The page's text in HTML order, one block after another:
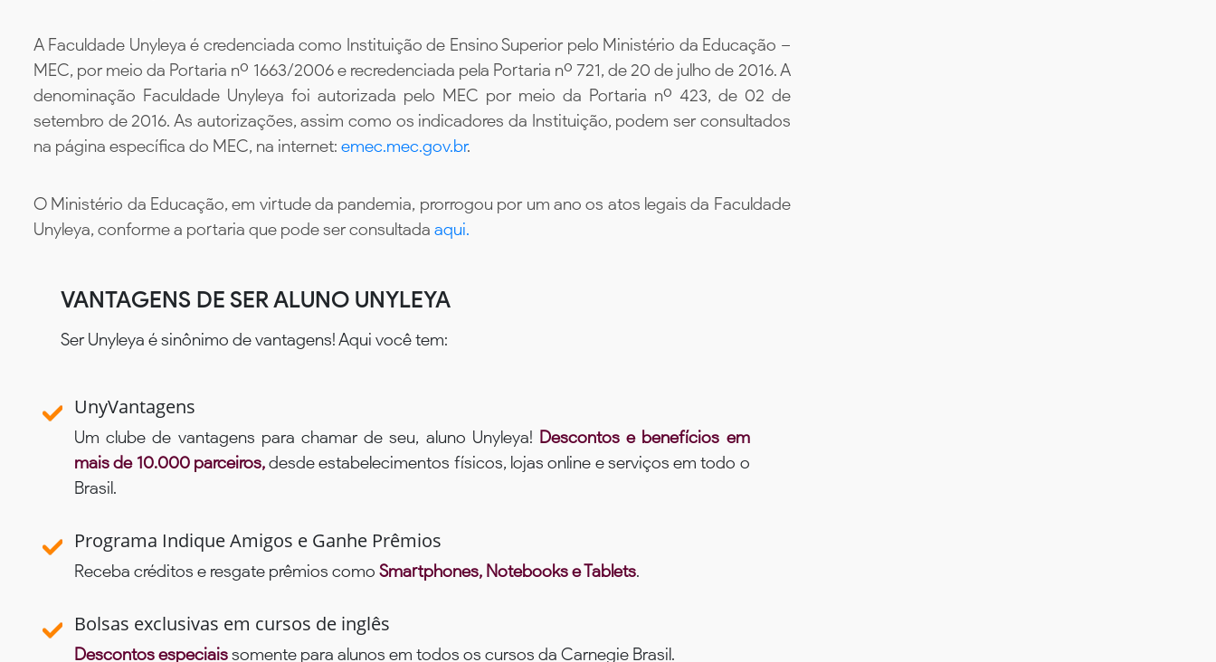
A Faculdade Unyleya é credenciada como Instituição de Ensino Superior pelo Ministério da Educação –
MEC, por meio da Portaria nº 1663/2006 e recredenciada pela Portaria nº 721, de 20 de julho de 2016. A
denominação Faculdade Unyleya foi autorizada pelo MEC por meio da Portaria nº 423, de 02 de
setembro de 2016. As autorizações, assim como os indicadores da Instituição, podem ser consultados
na página específica do MEC, na internet: emec.mec.gov.br.
O Ministério da Educação, em virtude da pandemia, prorrogou por um ano os atos legais da Faculdade
Unyleya, conforme a portaria que pode ser consultada aqui.
VANTAGENS DE SER ALUNO UNYLEYA
Ser Unyleya é sinônimo de vantagens! Aqui você tem:
UnyVantagens
Um clube de vantagens para chamar de seu, aluno Unyleya! Descontos e benefícios em
mais de 10.000 parceiros,desde estabelecimentos físicos, lojas online e serviços em todo o
Brasil.
Programa Indique Amigos e Ganhe Prêmios
Receba créditos e resgate prêmios como Smartphones, Notebooks e Tablets.
Bolsas exclusivas em cursos de inglês
Descontos especiaissomente para alunos em todos os cursos da Carnegie Brasil.